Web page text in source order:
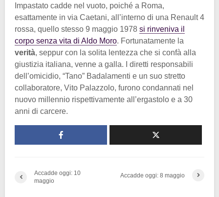
Impastato cadde nel vuoto, poiché a Roma,
esattamente in via Caetani, all’interno di una Renault 4
rossa, quello stesso 9 maggio 1978 si rinveniva il
corpo senza vita di Aldo Moro. Fortunatamente la
verità, seppur con la solita lentezza che si confà alla
giustizia italiana, venne a galla. I diretti responsabili
dell’omicidio, “Tano” Badalamenti e un suo stretto
collaboratore, Vito Palazzolo, furono condannati nel
nuovo millennio rispettivamente all’ergastolo e a 30
anni di carcere.
Accadde oggi: 10
maggio
Accadde oggi: 8 maggio